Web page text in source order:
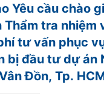
Yêu cầu chào
Thẩm tra nhiệm
tư vấn phục
bị đầu tư dự án
Đồn, Tp.